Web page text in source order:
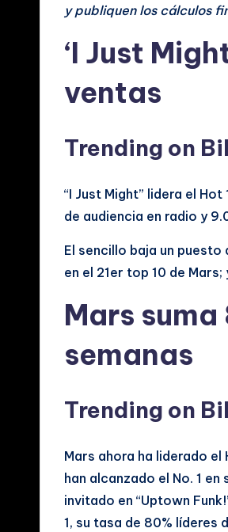
y publiquen los cálculos
‘I Just
ventas
Trending on
“I Just Might” lidera el
de audiencia en radio y
El sencillo baja un puesto
en el 21er top 10 de
Mars suma
semanas
Trending on
Mars ahora ha liderado
han alcanzado el No. 1
invitado en “Uptown
1, su tasa de 80% líderes